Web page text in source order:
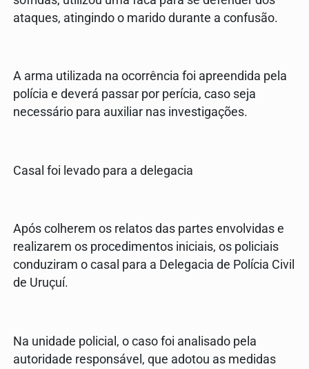
ataques, atingindo o marido durante a confusão.
A arma utilizada na ocorrência foi apreendida pela
polícia e deverá passar por perícia, caso seja
necessário para auxiliar nas investigações.
Casal foi levado para a delegacia
Após colherem os relatos das partes envolvidas e
realizarem os procedimentos iniciais, os policiais
conduziram o casal para a Delegacia de Polícia Civil
de Uruçuí.
Na unidade policial, o caso foi analisado pela
autoridade responsável, que adotou as medidas